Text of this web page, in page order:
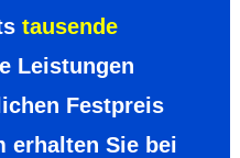
tausende
Leis­tungen
Fest­preis
erhalten Sie bei